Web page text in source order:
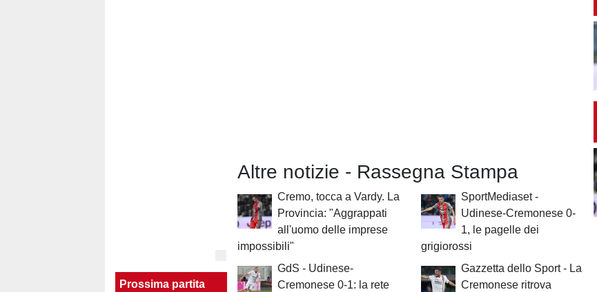
Prossima partita
Altre notizie - Rassegna Stampa
Cremo, tocca a Vardy. La
Provincia: "Aggrappati
all'uomo delle imprese
impossibili"
SportMediaset -
Udinese-Cremonese 0-
1, le pagelle dei
grigiorossi
GdS - Udinese-
Cremonese 0-1: la rete
Gazzetta dello Sport - La
Cremonese ritrova